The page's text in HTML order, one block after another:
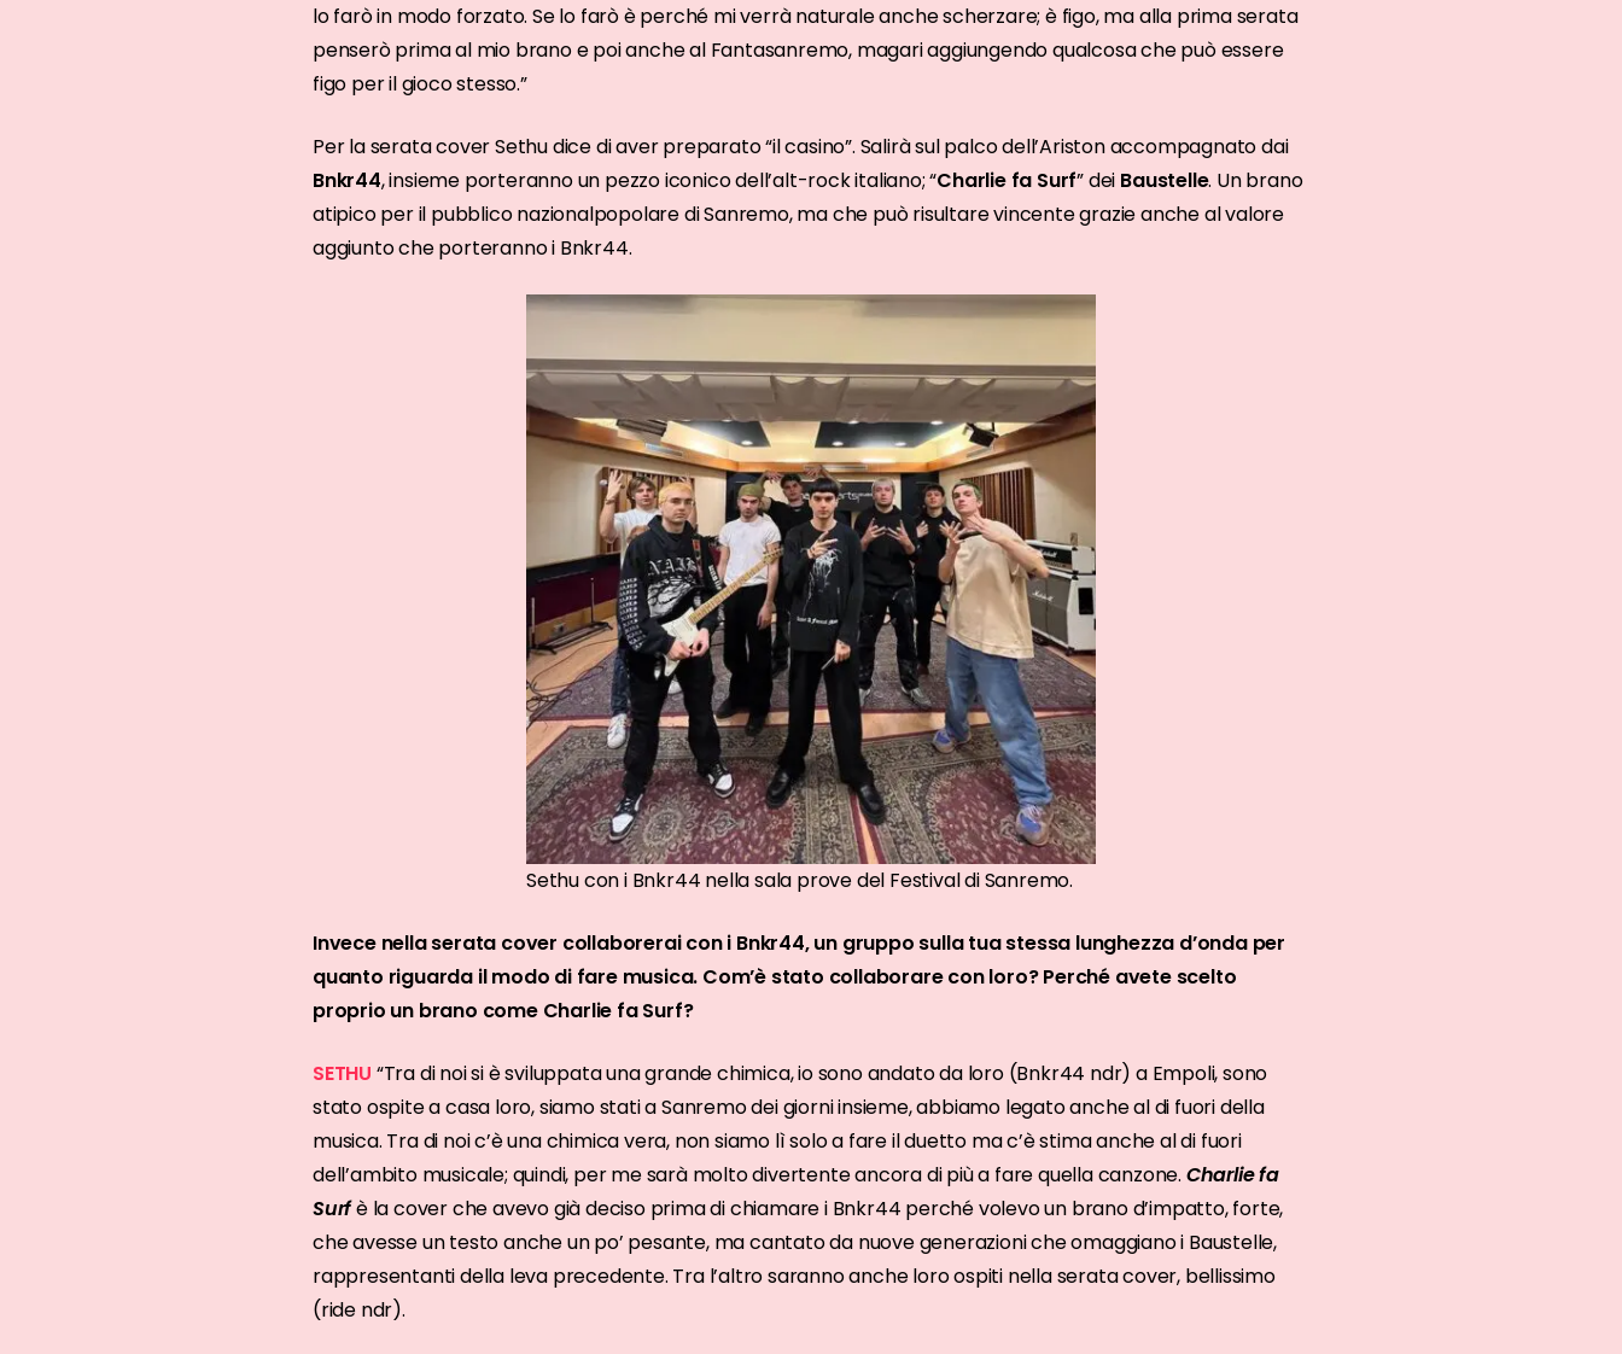
lo farò in modo forzato. Se lo farò è perché mi verrà naturale anche scherzare; è figo, ma alla prima serata
penserò prima al mio brano e poi anche al Fantasanremo, magari aggiungendo qualcosa che può essere
figo per il gioco stesso.”
Per la serata cover Sethu dice di aver preparato “il casino”. Salirà sul palco dell’Ariston accompagnato dai
Bnkr44, insieme porteranno un pezzo iconico dell’alt-rock italiano; “Charlie fa Surf” dei Baustelle. Un brano
atipico per il pubblico nazionalpopolare di Sanremo, ma che può risultare vincente grazie anche al valore
aggiunto che porteranno i Bnkr44.
Sethu con i Bnkr44 nella sala prove del Festival di Sanremo.
Invece nella serata cover collaborerai con i Bnkr44, un gruppo sulla tua stessa lunghezza d’onda per
quanto riguarda il modo di fare musica. Com’è stato collaborare con loro? Perché avete scelto
proprio un brano come Charlie fa Surf?
SETHU “Tra di noi si è sviluppata una grande chimica, io sono andato da loro (Bnkr44 ndr) a Empoli, sono
stato ospite a casa loro, siamo stati a Sanremo dei giorni insieme, abbiamo legato anche al di fuori della
musica. Tra di noi c’è una chimica vera, non siamo lì solo a fare il duetto ma c’è stima anche al di fuori
dell’ambito musicale; quindi, per me sarà molto divertente ancora di più a fare quella canzone. Charlie fa
Surfè la cover che avevo già deciso prima di chiamare i Bnkr44 perché volevo un brano d’impatto, forte,
che avesse un testo anche un po’ pesante, ma cantato da nuove generazioni che omaggiano i Baustelle,
rappresentanti della leva precedente. Tra l’altro saranno anche loro ospiti nella serata cover, bellissimo
(ride ndr).